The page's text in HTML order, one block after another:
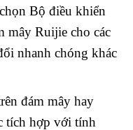
Bộ điều khiển
mây Ruijie cho các
nhanh chóng khác
đám mây hay
tích hợp với tính